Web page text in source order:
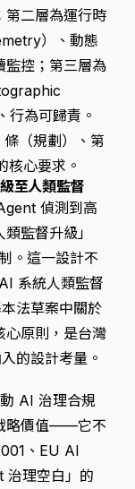
第二層為運行時
）、動態
監控；第三層為
行為可歸責。
（規劃）、第
核心要求。
至人類監督
偵測到高
監督升級」
。這一設計不
系統人類監督
法草案中關於
心原則，是台灣
的設計考量。
AI 治理合規
略價值——它不
、EU AI
理空白」的